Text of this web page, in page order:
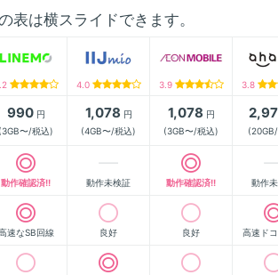
表は横スライドできます。
4.0 3.9 3.8
990円
(3GB〜/税込)
1,078 円
(4GB〜/税込)
1,078 円
(3GB〜/税込)
動作確認済!! 動作未検証 動作確認済!! 動作
速なSB回線 良好 良好 高速ド